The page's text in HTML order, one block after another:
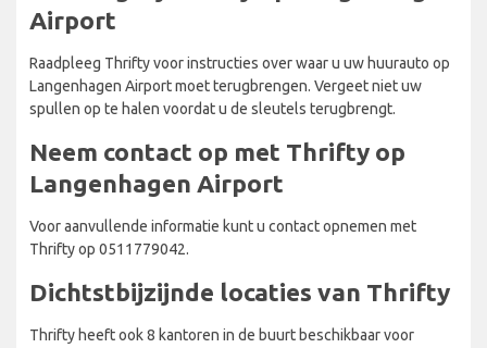
Airport
Raadpleeg Thrifty voor instructies over waar u uw huurauto op
Langenhagen Airport moet terugbrengen. Vergeet niet uw
spullen op te halen voordat u de sleutels terugbrengt.
Neem contact op met Thrifty op
Langenhagen Airport
Voor aanvullende informatie kunt u contact opnemen met
Thrifty op 0511779042.
Dichtstbijzijnde locaties van Thrifty
Thrifty heeft ook 8 kantoren in de buurt beschikbaar voor